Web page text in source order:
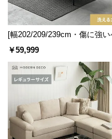
の
配
送
に
つ
い
小
型
[幅202/209/239cm・傷に強い
ト対応生地も] レイアウト自由
￥59,999